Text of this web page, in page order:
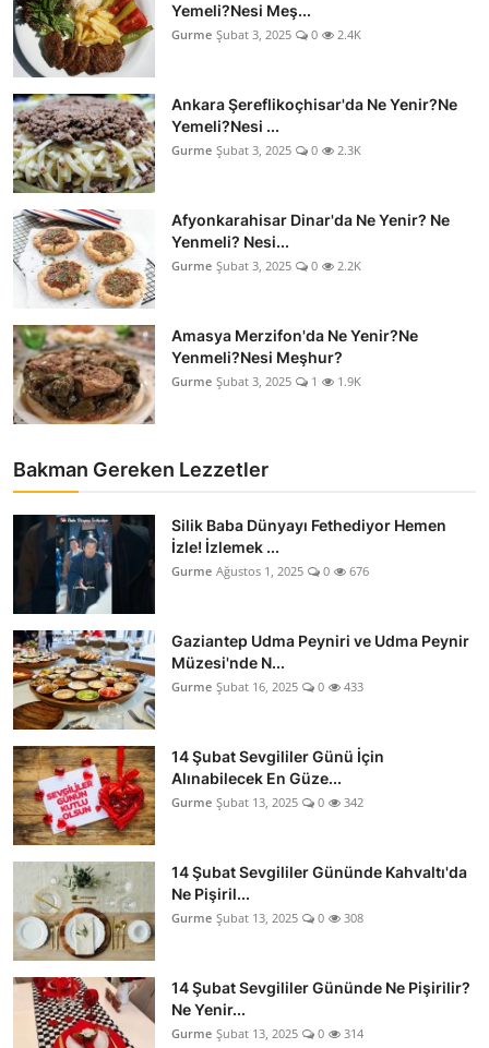
Yemeli?Nesi Meş...
Gurme Şubat 3, 2025 0 2.4K
Ankara Şereflikoçhisar'da Ne Yenir?Ne
Yemeli?Nesi ...
Gurme Şubat 3, 2025 0 2.3K
Afyonkarahisar Dinar'da Ne Yenir? Ne
Yenmeli? Nesi...
Gurme Şubat 3, 2025 0 2.2K
Amasya Merzifon'da Ne Yenir?Ne
Yenmeli?Nesi Meşhur?
Gurme Şubat 3, 2025 1 1.9K
Bakman Gereken Lezzetler
Silik Baba Dünyayı Fethediyor Hemen
İzle! İzlemek ...
Gurme Ağustos 1, 2025 0 676
Gaziantep Udma Peyniri ve Udma Peynir
Müzesi'nde N...
Gurme Şubat 16, 2025 0 433
14 Şubat Sevgililer Günü İçin
Alınabilecek En Güze...
Gurme Şubat 13, 2025 0 342
14 Şubat Sevgililer Gününde Kahvaltı'da
Ne Pişiril...
Gurme Şubat 13, 2025 0 308
14 Şubat Sevgililer Gününde Ne Pişirilir?
Ne Yenir...
Gurme Şubat 13, 2025 0 314